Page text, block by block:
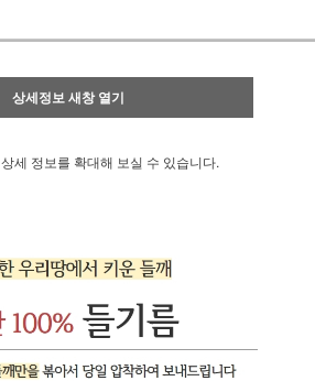
상세정보 새창 열기
상세 정보를 확대해 보실 수 있습니다.